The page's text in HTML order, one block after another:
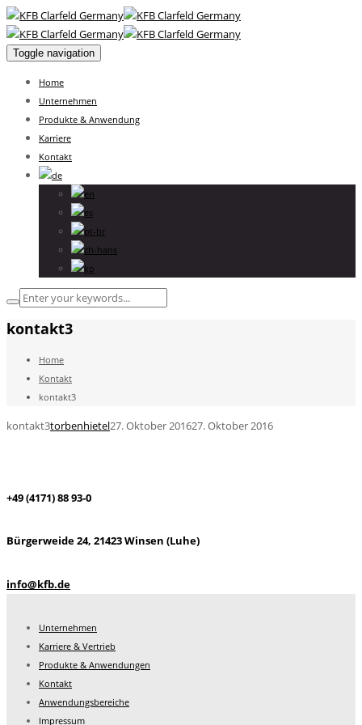
Toggle navigation
Home
Unternehmen
Produkte & Anwendung
Karriere
Kontakt
kontakt3
Home
Kontakt
kontakt3
kontakt3torbenhietel27. Oktober 201627. Oktober 2016
+49 (4171) 88 93-0
Bürgerweide 24, 21423 Winsen (Luhe)
info@kfb.de
Unternehmen
Karriere & Vertrieb
Produkte & Anwendungen
Kontakt
Anwendungsbereiche
Impressum